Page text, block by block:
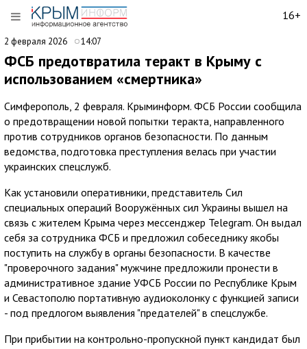
16+
2 февраля 2026 14:07
ФСБ предотвратила теракт в Крыму с
использованием «смертника»
Симферополь, 2 февраля. Крыминформ. ФСБ России сообщила
о предотвращении новой попытки теракта, направленного
против сотрудников органов безопасности. По данным
ведомства, подготовка преступления велась при участии
украинских спецслужб.
Как установили оперативники, представитель Сил
специальных операций Вооружённых сил Украины вышел на
связь с жителем Крыма через мессенджер Telegram. Он выдал
себя за сотрудника ФСБ и предложил собеседнику якобы
поступить на службу в органы безопасности. В качестве
"проверочного задания" мужчине предложили пронести в
административное здание УФСБ России по Республике Крым
и Севастополю портативную аудиоколонку с функцией записи
- под предлогом выявления "предателей" в спецслужбе.
При прибытии на контрольно-пропускной пункт кандидат был